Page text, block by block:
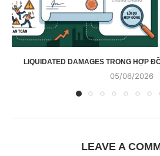
LIQUIDATED DAMAGES TRONG HỢP
05/06/2026
LEAVE A